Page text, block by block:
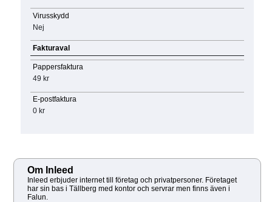
Virusskydd
Nej
Fakturaval
Pappersfaktura
49 kr
E-postfaktura
0 kr
Om Inleed
Inleed erbjuder internet till företag och privatpersoner. Företaget
har sin bas i Tällberg med kontor och servrar men finns även i
Falun.